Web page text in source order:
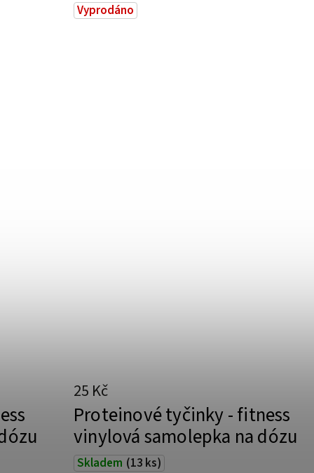
Vyprodáno
Proteinové tyčinky - fitness
vinylová samolepka na dózu
Skladem (13 ks)
25 Kč